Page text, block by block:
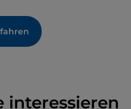
interessieren